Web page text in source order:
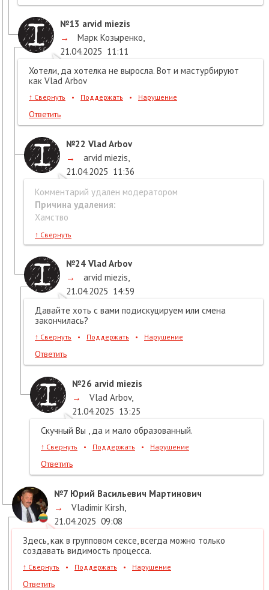
№13 arvid miezis
→
Марк Козыренко
21.04.2025 11:11
Хотели, да хотелка не выросла. Вот и мастурбируют
как Vlad Arbov
↑ Свернуть • Поддержать • Нарушение
Ответить
№22 Vlad Arbov
→
arvid miezis
21.04.2025 11:36
Комментарий удален модератором
Причина удаления:
Хамство
↑ Свернуть
№24 Vlad Arbov
→
arvid miezis
21.04.2025 14:59
Давайте хоть с вами подискуцируем или смена
закончилась?
↑ Свернуть • Поддержать • Нарушение
Ответить
№26 arvid miezis
→
Vlad Arbov,
21.04.2025 13:25
Скучный Вы , да и мало образованный.
↑ Свернуть • Поддержать • Нарушение
Ответить
№7 Юрий Васильевич Мартинович
→
Vladimir Kirsh
21.04.2025 09:08
Здесь, как в групповом сексе, всегда можно только
создавать видимость процесса.
↑ Свернуть • Поддержать • Нарушение
Ответить